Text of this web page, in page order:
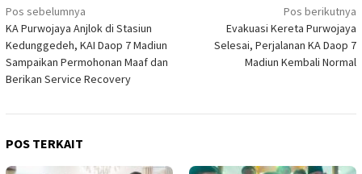
Navigasi
pos
Pos sebelumnya
KA Purwojaya Anjlok di Stasiun
Kedunggedeh, KAI Daop 7 Madiun
Sampaikan Permohonan Maaf dan
Berikan Service Recovery
Pos berikutnya
Evakuasi Kereta Purwojaya
Selesai, Perjalanan KA Daop 7
Madiun Kembali Normal
POS TERKAIT